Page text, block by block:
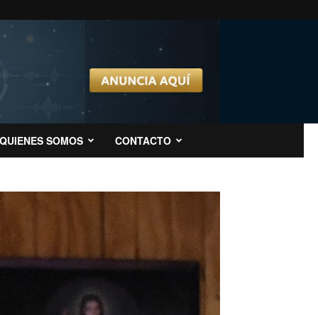
QUIENES SOMOS CONTACTO